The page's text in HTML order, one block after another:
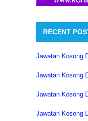
RECENT
Jawatan Kosong
Jawatan Kosong
Jawatan Kosong
Jawatan Kosong